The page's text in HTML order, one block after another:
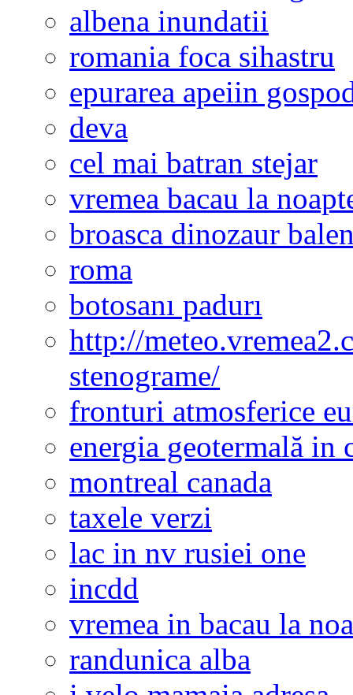
albena inundatii
romania foca sihastru
epurarea apeiin
deva
cel mai batran stejar
vremea bacau la
broasca dinozaur
roma
botosanı padurı
http://
stenograme/
fronturi atmosferice
energia geotermală in
montreal canada
taxele verzi
lac in nv rusiei one
incdd
vremea in bacau la
randunica alba